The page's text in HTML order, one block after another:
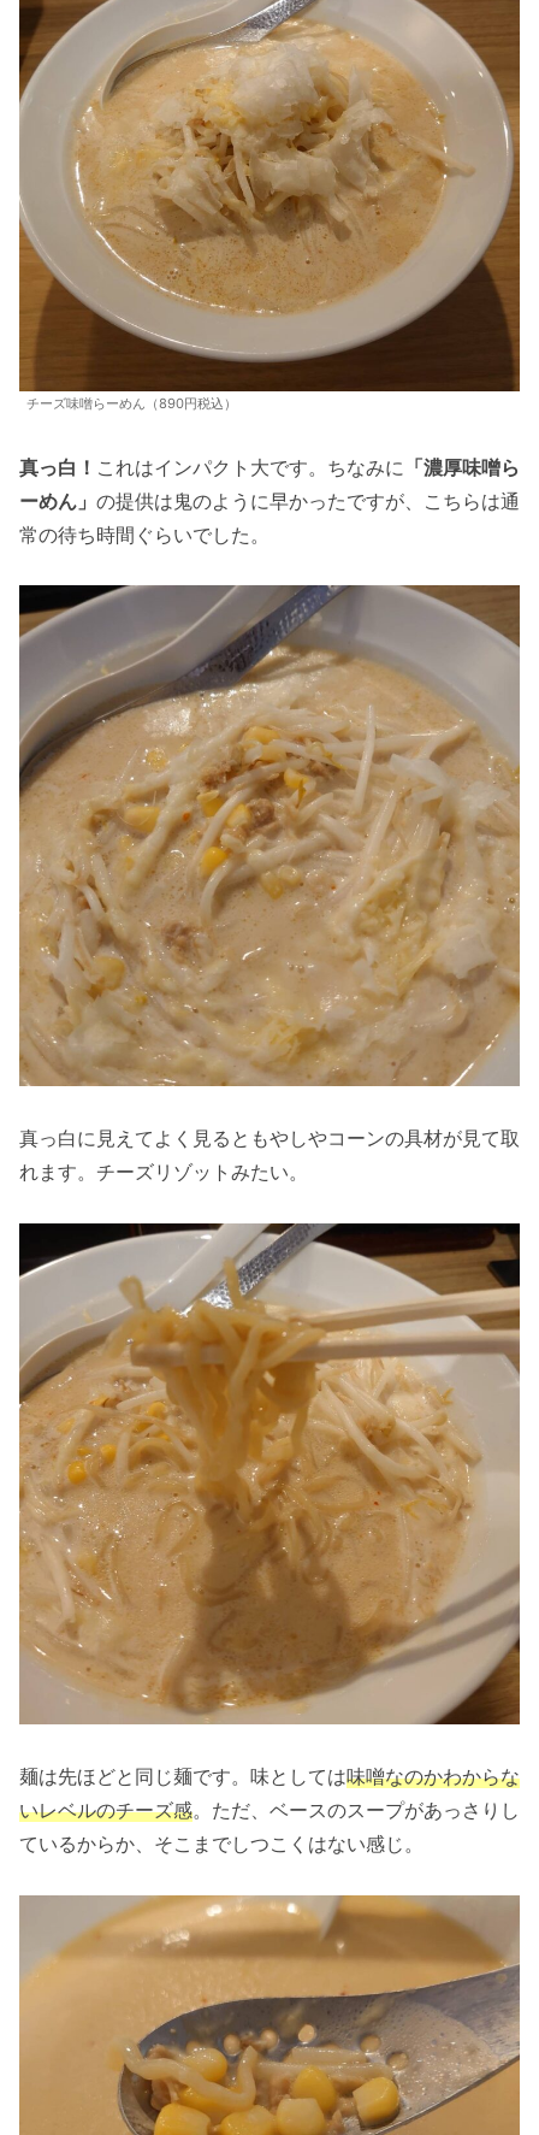
チーズ味噌らーめん（890円税込）
真っ白！ これはインパクト大です。ちなみに 「濃厚味噌ら
ーめん」 の提供は鬼のように早かったですが、こちらは通
常の待ち時間ぐらいでした。
真っ白に見えてよく見るともやしやコーンの具材が見て取
れます。チーズリゾットみたい。
麺は先ほどと同じ麺です。味としては味噌なのかわからな
いレベルのチーズ感。ただ、ベースのスープがあっさりし
ているからか、そこまでしつこくはない感じ。